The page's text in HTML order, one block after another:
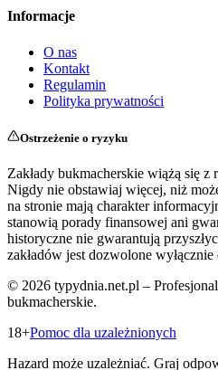
Informacje
O nas
Kontakt
Regulamin
Polityka prywatności
Ostrzeżenie o ryzyku
Zakłady bukmacherskie wiążą się
Nigdy nie obstawiaj więcej, niż
na stronie mają charakter
stanowią porady finansowej ani
historyczne nie gwarantują
zakładów jest dozwolone
© 2026 typydnia.net.pl –
bukmacherskie.
18+Pomoc dla uzależnionych
Hazard może uzależniać. Graj